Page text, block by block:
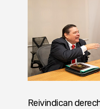
Reivindican